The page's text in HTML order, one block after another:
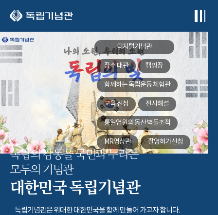
디지털기념관
장소 대관 캠핑장
함께하는독립운동 체험관
교육 신청 전시해설
통일염원의 동산벽돌조적
MR영상관 촬영허가신청
독립의 감동을 국민과 누리는
모두의 기념관
대한민국 독립기념관
독립기념관은 위대한 대한민국을 함께 만들어 가고자 합니다.